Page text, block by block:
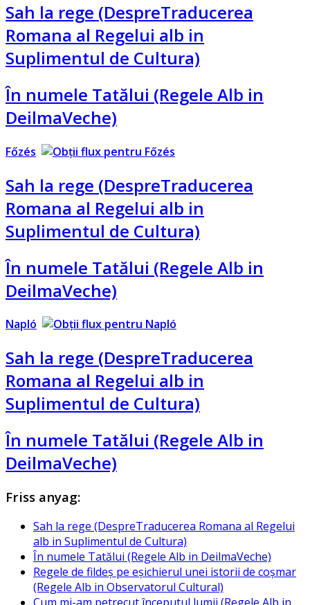
Sah la rege (DespreTraducerea
Romana al Regelui alb in
Suplimentul de Cultura)
În numele Tatălui (Regele Alb in
DeilmaVeche)
Főzés
Sah la rege (DespreTraducerea
Romana al Regelui alb in
Suplimentul de Cultura)
În numele Tatălui (Regele Alb in
DeilmaVeche)
Napló
Sah la rege (DespreTraducerea
Romana al Regelui alb in
Suplimentul de Cultura)
În numele Tatălui (Regele Alb in
DeilmaVeche)
Friss anyag:
Sah la rege (DespreTraducerea Romana al Regelui
alb in Suplimentul de Cultura)
În numele Tatălui (Regele Alb in DeilmaVeche)
Regele de fildeş pe eşichierul unei istorii de coşmar
(Regele Alb in Observatorul Cultural)